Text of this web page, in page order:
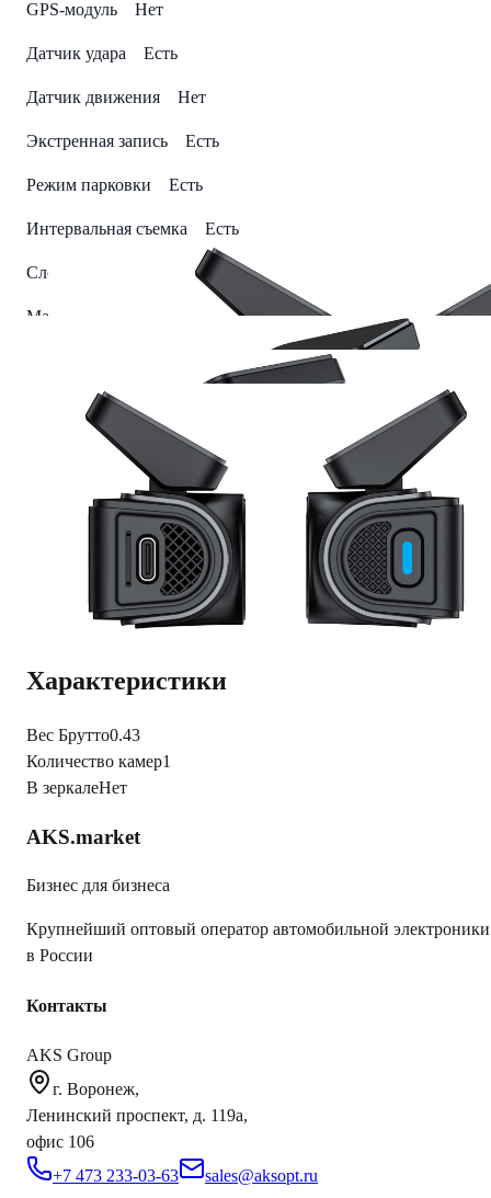
GPS-модуль Нет
Датчик удара Есть
Датчик движения Нет
Экстренная запись Есть
Режим парковки Есть
Интервальная съемка Есть
Слот для карт памяти 1
Макс. объем карты памяти 256 Гб
Интеллектуальная обработка камер контроля средней
Заставка с отображением спидометра Нет
Способ установки На лобовое стекло, На лобовое стекло на
Производство Китай
Читать полностью
Характеристики
Вес Брутто0.43
Количество камер1
В зеркалеНет
AKS.market
Бизнес для бизнеса
Крупнейший оптовый оператор автомобильной электроники
в России
Контакты
AKS Group
г. Воронеж,
Ленинский проспект, д. 119а,
офис 106
+7 473 233-03-63
sales@aksopt.ru